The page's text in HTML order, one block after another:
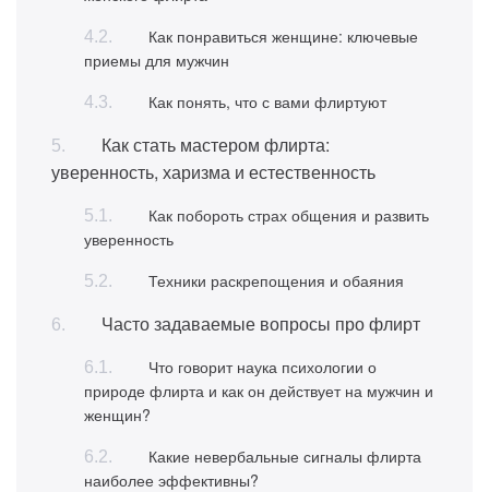
Как понравиться женщине: ключевые
приемы для мужчин
Как понять, что с вами флиртуют
Как стать мастером флирта:
уверенность, харизма и естественность
Как побороть страх общения и развить
уверенность
Техники раскрепощения и обаяния
Часто задаваемые вопросы про флирт
Что говорит наука психологии о
природе флирта и как он действует на мужчин и
женщин?
Какие невербальные сигналы флирта
наиболее эффективны?